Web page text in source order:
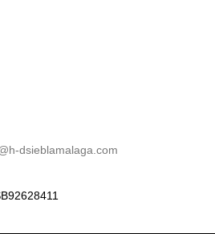
dsieblamalaga.com